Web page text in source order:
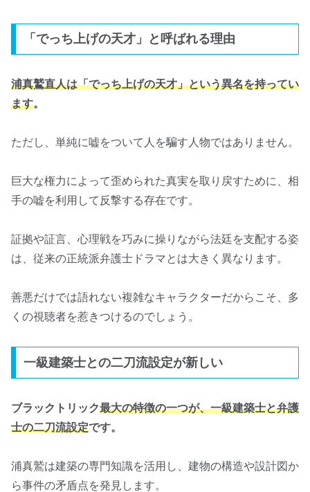
「でっち上げの天才」と呼ばれる理由
浦真鷲直人は「でっち上げの天才」という異名を持ってい
ます。
ただし、単純に嘘をついて人を騙す人物ではありません。
巨大な権力によって歪められた真実を取り戻すために、相
手の嘘を利用して反撃する存在です。
証拠や証言、心理戦を巧みに操りながら法廷を支配する姿
は、従来の正統派弁護士ドラマとは大きく異なります。
善悪だけでは語れない複雑なキャラクターだからこそ、多
くの視聴者を惹きつけるのでしょう。
一級建築士との二刀流設定が新しい
ブラックトリック最大の特徴の一つが、一級建築士と弁護
士の二刀流設定です。
浦真鷲は建築の専門知識を活用し、建物の構造や設計図か
ら事件の矛盾点を発見します。